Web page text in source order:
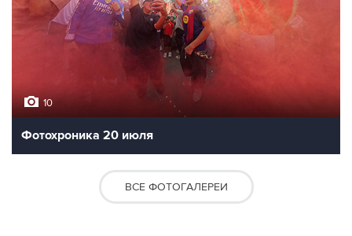
10
Фотохроника 20 июля
ВСЕ ФОТОГАЛЕРЕИ